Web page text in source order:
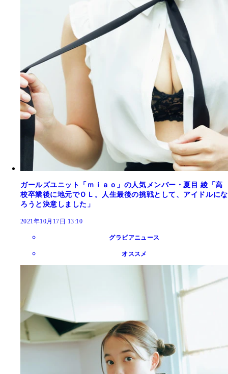
ガールズユニット「ｍｉａｏ」の人気メンバー・夏目 綾「高
校卒業後に地元でＯＬ。人生最後の挑戦として、アイドルにな
ろうと決意しました」
2021年10月17日 13:10
グラビアニュース
オススメ